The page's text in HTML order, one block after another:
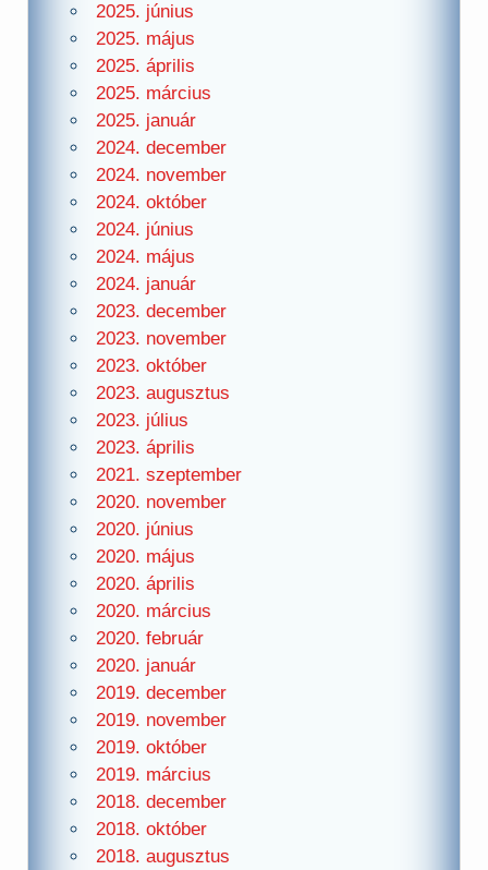
2025. június
2025. május
2025. április
2025. március
2025. január
2024. december
2024. november
2024. október
2024. június
2024. május
2024. január
2023. december
2023. november
2023. október
2023. augusztus
2023. július
2023. április
2021. szeptember
2020. november
2020. június
2020. május
2020. április
2020. március
2020. február
2020. január
2019. december
2019. november
2019. október
2019. március
2018. december
2018. október
2018. augusztus